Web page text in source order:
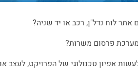
אתר לוח נדל"ן, רכב או יד שניה?
פרסום משרות?
אפיון טכנולוגי של הפרויקט,